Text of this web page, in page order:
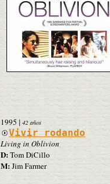
1995 | 42 años
Vivir rodando
Living in Oblivion
D:Tom DiCillo
M:Jim Farmer